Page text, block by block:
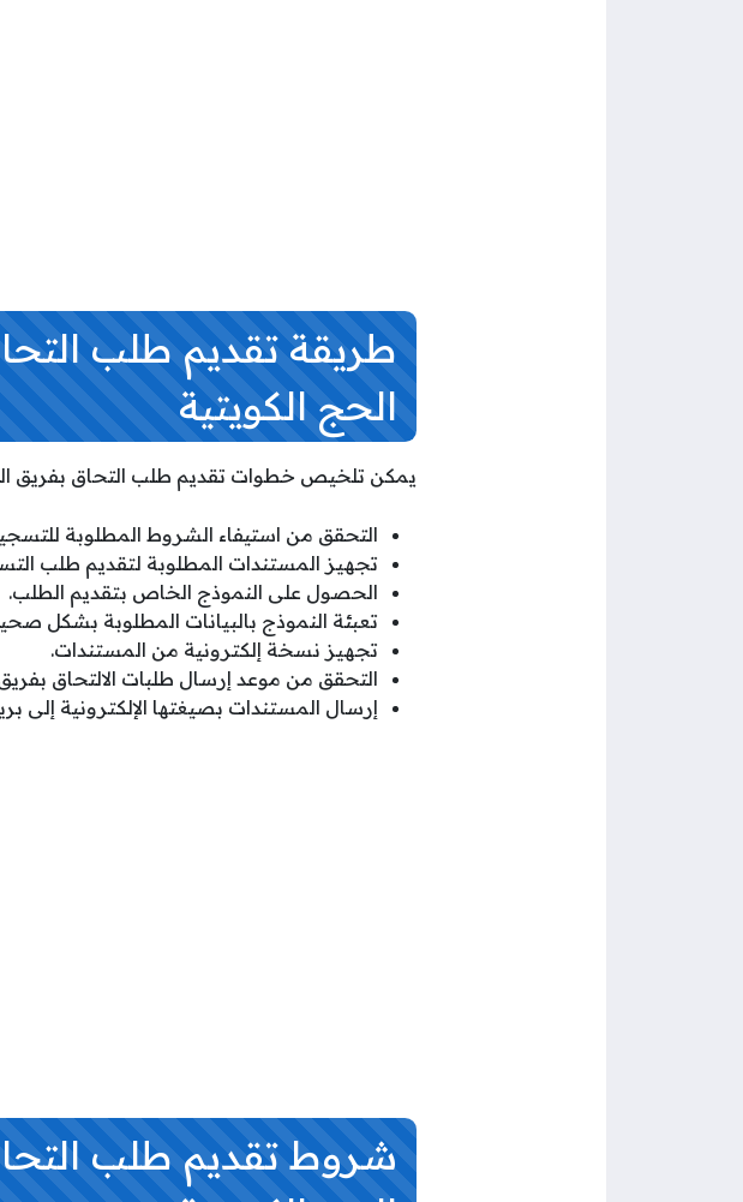
طريقة تقديم طلب
الحج الكويتية
يمكن تلخيص خطوات تقديم طلب التحاق بفريق
التحقق من استيفاء الشروط المطلوبة
تجهيز المستندات المطلوبة لتقديم طلب
الحصول على النموذج الخاص بتقديم الطلب.
تعبئة النموذج بالبيانات المطلوبة بشكل
تجهيز نسخة إلكترونية من المستندات.
التحقق من موعد إرسال طلبات الالتحاق
إرسال المستندات بصيغتها الإلكترونية إلى
شروط تقديم طلب